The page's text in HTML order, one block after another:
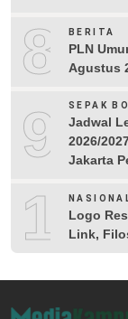
8 BERITA
PLN
Agustus
9 SEPAK
Jadwal
2026/
Jakarta
10
Logo
Link,